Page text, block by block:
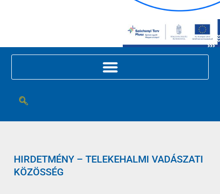
HIRDETMÉNY – TELEKEHALMI VADÁSZATI
KÖZÖSSÉG